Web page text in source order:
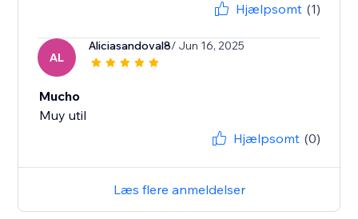
Hjælpsomt (1)
AL
Aliciasandoval8/ Jun 16, 2025
Mucho
Muy util
Hjælpsomt (0)
Læs flere anmeldelser